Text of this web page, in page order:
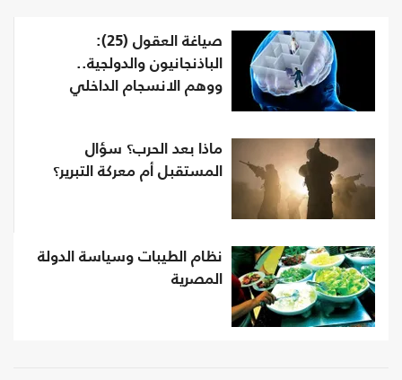
صياغة العقول (25):
الباذنجانيون والدولجية..
ووهم الانسجام الداخلي
ماذا بعد الحرب؟ سؤال
المستقبل أم معركة التبرير؟
نظام الطيبات وسياسة الدولة
المصرية